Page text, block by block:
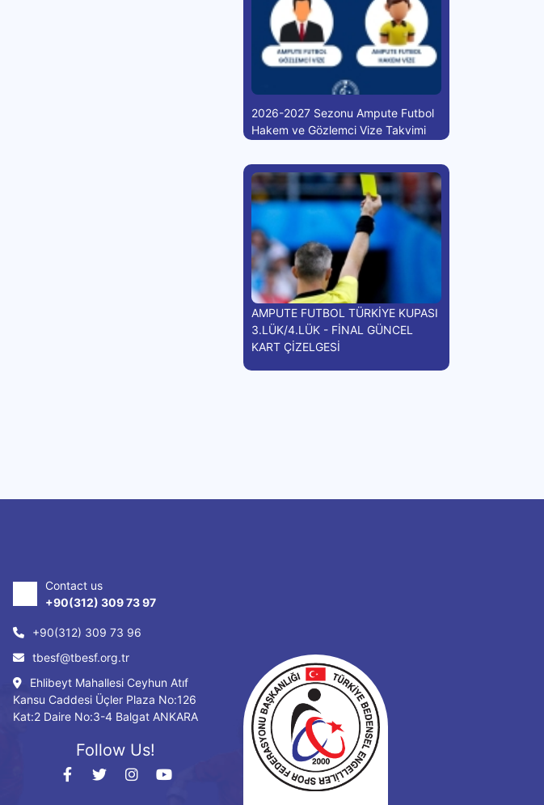
2026-2027 Sezonu Ampute Futbol
Hakem ve Gözlemci Vize Takvimi
AMPUTE FUTBOL TÜRKİYE KUPASI
3.LÜK/4.LÜK - FİNAL GÜNCEL
KART ÇİZELGESİ
Contact us
+90(312) 309 73 97
+90(312) 309 73 96
tbesf@tbesf.org.tr
Ehlibeyt Mahallesi Ceyhun Atıf
Kansu Caddesi Üçler Plaza No:126
Kat:2 Daire No:3-4 Balgat ANKARA
Follow Us!